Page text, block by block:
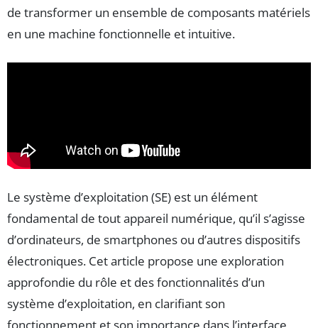
de transformer un ensemble de composants matériels
en une machine fonctionnelle et intuitive.
Le système d’exploitation (SE) est un élément
fondamental de tout appareil numérique, qu’il s’agisse
d’ordinateurs, de smartphones ou d’autres dispositifs
électroniques. Cet article propose une exploration
approfondie du rôle et des fonctionnalités d’un
système d’exploitation, en clarifiant son